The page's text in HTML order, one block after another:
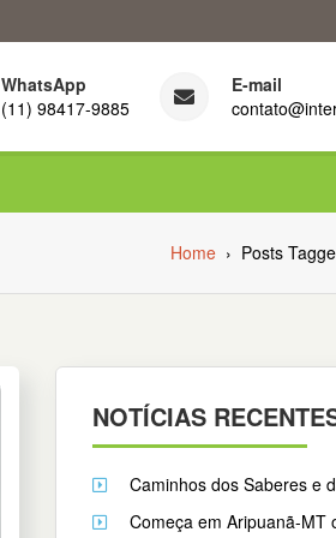
WhatsApp
(11) 98417-9885
E-mail
Home › Posts
NOTÍCIAS
Caminhos dos Saberes e
Começa em Aripuanã-MT